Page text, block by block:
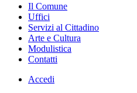
Il Comune
Uffici
Servizi al Cittadino
Arte e Cultura
Modulistica
Contatti
Accedi